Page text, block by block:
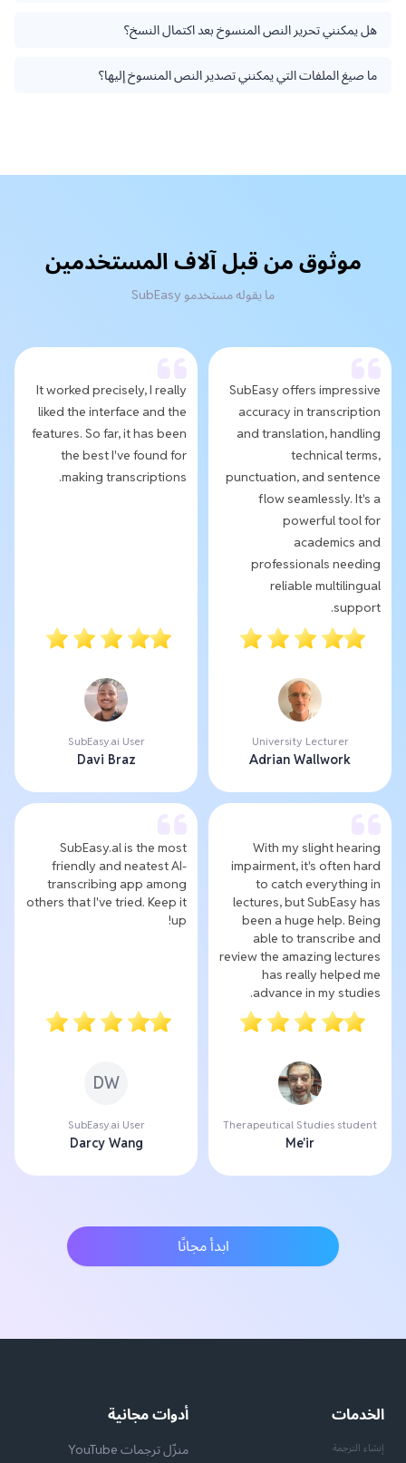
هل يمكنني تحرير النص المنسوخ بعد اكتمال النسخ؟
ما صيغ الملفات التي يمكنني تصدير النص المنسوخ إليها؟
موثوق من قبل آلاف المستخدمين
ما يقوله مستخدمو SubEasy
SubEasy offers impressive
accuracy in transcription
and translation, handling
technical terms,
punctuation, and sentence
flow seamlessly. It's a
powerful tool for
academics and
professionals needing
reliable multilingual
support.
University Lecturer
Adrian Wallwork
It worked precisely, I really
liked the interface and the
features. So far, it has been
the best I've found for
making transcriptions.
SubEasy.ai User
Davi Braz
With my slight hearing
impairment, it's often hard
to catch everything in
lectures, but SubEasy has
been a huge help. Being
able to transcribe and
review the amazing lectures
has really helped me
advance in my studies.
Therapeutical Studies student
Me'ir
SubEasy.al is the most
friendly and neatest AI-
transcribing app among
others that I've tried. Keep it
up!
DW
SubEasy.ai User
Darcy Wang
ابدأ مجانًا
الخدمات
إنشاء الترجمة
أدوات مجانية
منزّل ترجمات YouTube